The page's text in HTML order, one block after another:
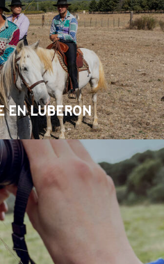
EN LUBERON